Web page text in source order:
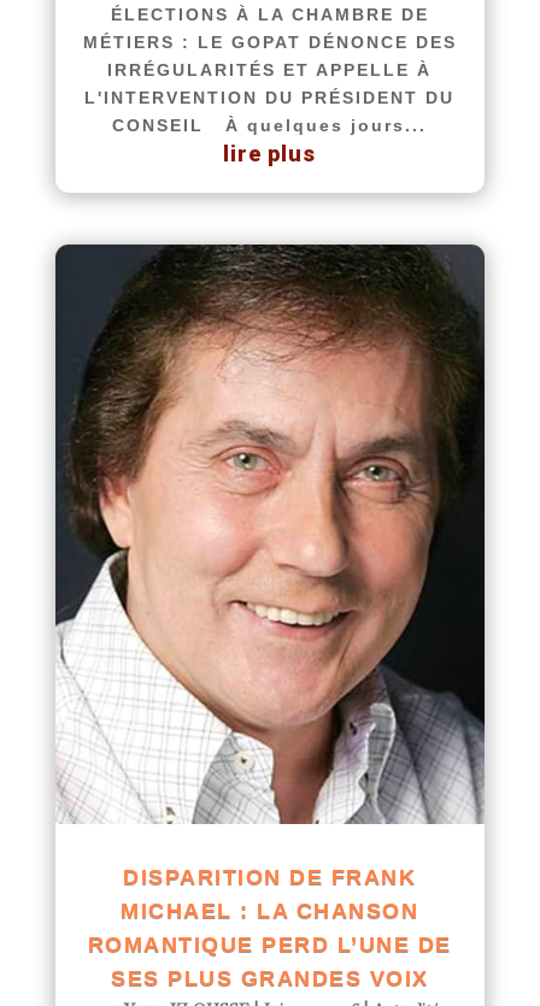
ÉLECTIONS À LA CHAMBRE DE
MÉTIERS : LE GOPAT DÉNONCE DES
IRRÉGULARITÉS ET APPELLE À
L'INTERVENTION DU PRÉSIDENT DU
CONSEIL À quelques jours...
lire plus
DISPARITION DE FRANK
MICHAEL : LA CHANSON
ROMANTIQUE PERD L’UNE DE
SES PLUS GRANDES VOIX